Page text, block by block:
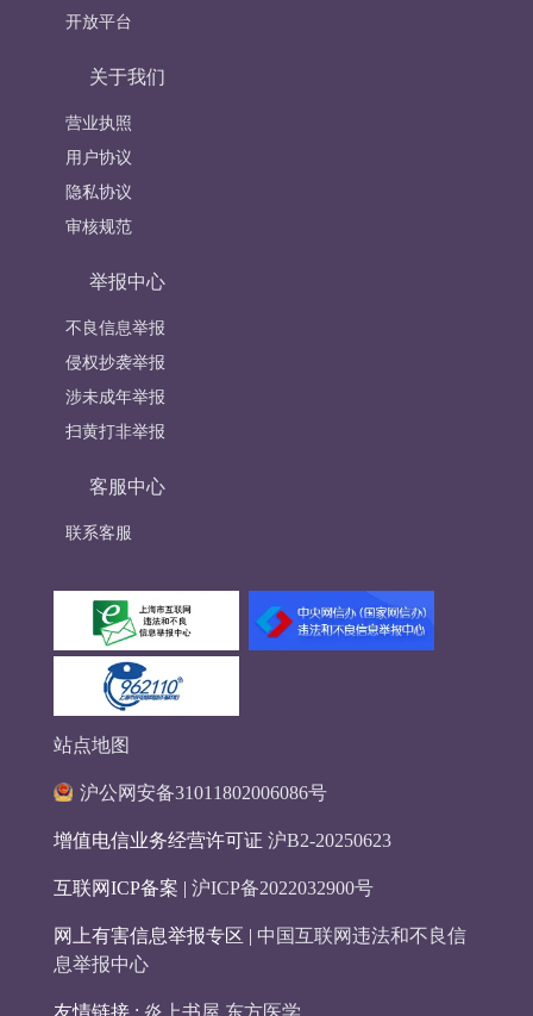
开放平台
关于我们
营业执照
用户协议
隐私协议
审核规范
举报中心
不良信息举报
侵权抄袭举报
涉未成年举报
扫黄打非举报
客服中心
联系客服
站点地图
沪公网安备31011802006086号
增值电信业务经营许可证 沪B2-20250623
互联网ICP备案 | 沪ICP备2022032900号
网上有害信息举报专区 | 中国互联网违法和不良信
息举报中心
友情链接 : 炎上书屋 东方医学